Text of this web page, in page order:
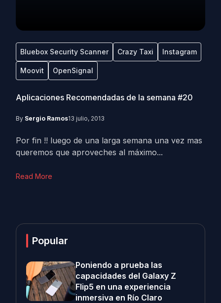
Bluebox Security Scanner Crazy Taxi Instagram
Moovit OpenSignal
Aplicaciones Recomendadas de la semana #20
By Sergio Ramos13 julio, 2013
Por fin !! luego de una larga semana una vez mas
queremos que aproveches al máximo...
Read More
Popular
Poniendo a prueba las
capacidades del Galaxy Z
Flip5 en una experiencia
inmersiva en Río Claro